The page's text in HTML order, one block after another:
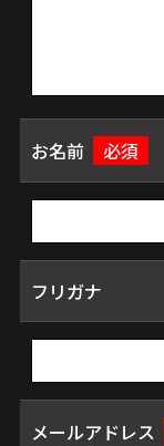
お名前 必須
フリガナ
メールアドレス